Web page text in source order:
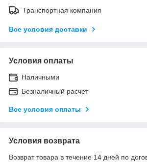
Транспортная компания
Все условия доставки
Условия оплаты
Наличными
Безналичный расчет
Все условия оплаты
Условия возврата
Возврат товара в течение 14 дней по